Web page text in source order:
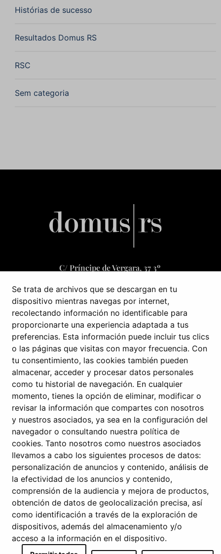
Se trata de archivos que se descargan en tu
dispositivo mientras navegas por internet,
recolectando información no identificable para
proporcionarte una experiencia adaptada a tus
preferencias. Esta información puede incluir tus clics
o las páginas que visitas con mayor frecuencia. Con
tu consentimiento, las cookies también pueden
almacenar, acceder y procesar datos personales
como tu historial de navegación. En cualquier
momento, tienes la opción de eliminar, modificar o
revisar la información que compartes con nosotros
y nuestros asociados, ya sea en la configuración del
navegador o consultando nuestra política de
cookies. Tanto nosotros como nuestros asociados
llevamos a cabo los siguientes procesos de datos:
personalización de anuncios y contenido, análisis de
la efectividad de los anuncios y contenido,
comprensión de la audiencia y mejora de productos,
obtención de datos de geolocalización precisa, así
como identificación a través de la exploración de
dispositivos, además del almacenamiento y/o
acceso a la información en el dispositivo.
Histórias de sucesso
Resultados Domus RS
RSC
Sem categoria
C/ Príncipe de Vergara, 37 3º
28001 Madrid, España
+34 601 519 653
infoweb@domusrs.com
Av. Colégio Militar nº37F, 4º – Torre Oriente
1500-180 Lisboa, Portugal
+351 912 420 164
geral@domusrs.com
© 2024 Domusrs – Todos los derechos reservados